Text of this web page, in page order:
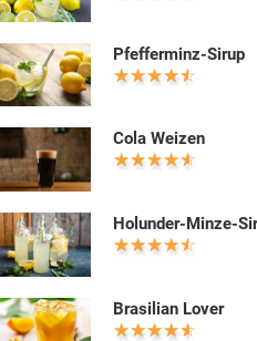
Pfefferminz-Sirup
Cola Weizen
Holunder-Minze-
Brasilian Lover